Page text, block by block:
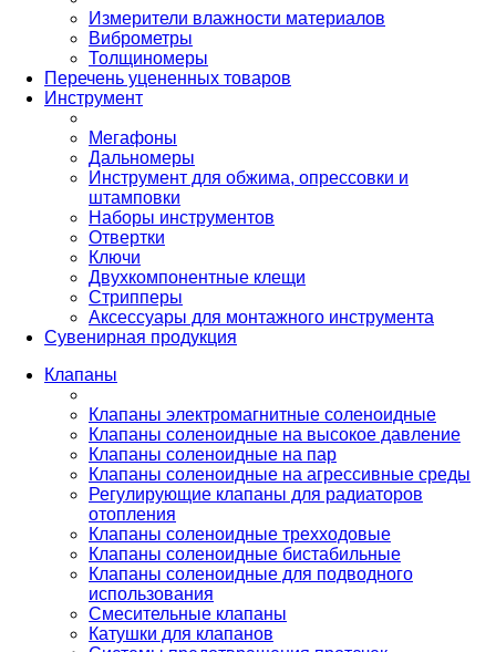
Измерители влажности материалов
Виброметры
Толщиномеры
Перечень уцененных товаров
Инструмент
Мегафоны
Дальномеры
Инструмент для обжима, опрессовки и
штамповки
Наборы инструментов
Отвертки
Ключи
Двухкомпонентные клещи
Стрипперы
Аксессуары для монтажного инструмента
Сувенирная продукция
Клапаны
Клапаны электромагнитные соленоидные
Клапаны соленоидные на высокое давление
Клапаны соленоидные на пар
Клапаны соленоидные на агрессивные среды
Регулирующие клапаны для радиаторов
отопления
Клапаны соленоидные трехходовые
Клапаны соленоидные бистабильные
Клапаны соленоидные для подводного
использования
Смесительные клапаны
Катушки для клапанов